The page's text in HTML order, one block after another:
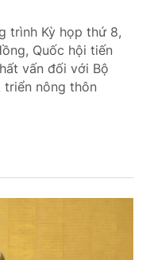
trình Kỳ họp thứ 8,
Quốc hội tiến
vấn đối với Bộ
triển nông thôn